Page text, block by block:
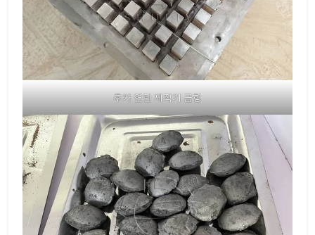
후카 연탄 제작기 금형